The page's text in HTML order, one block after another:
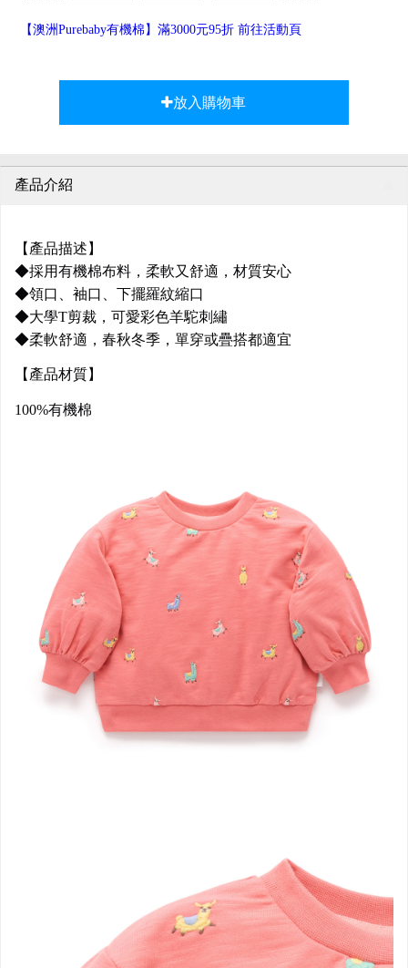
【澳洲Purebaby有機棉】滿3000元95折 前往活動頁
放入購物車
產品介紹
【產品描述】
◆採用有機棉布料，柔軟又舒適，材質安心
◆領口、袖口、下擺羅紋縮口
◆大學T剪裁，可愛彩色羊駝刺繡
◆柔軟舒適，春秋冬季，單穿或疊搭都適宜
【產品材質】
100%有機棉